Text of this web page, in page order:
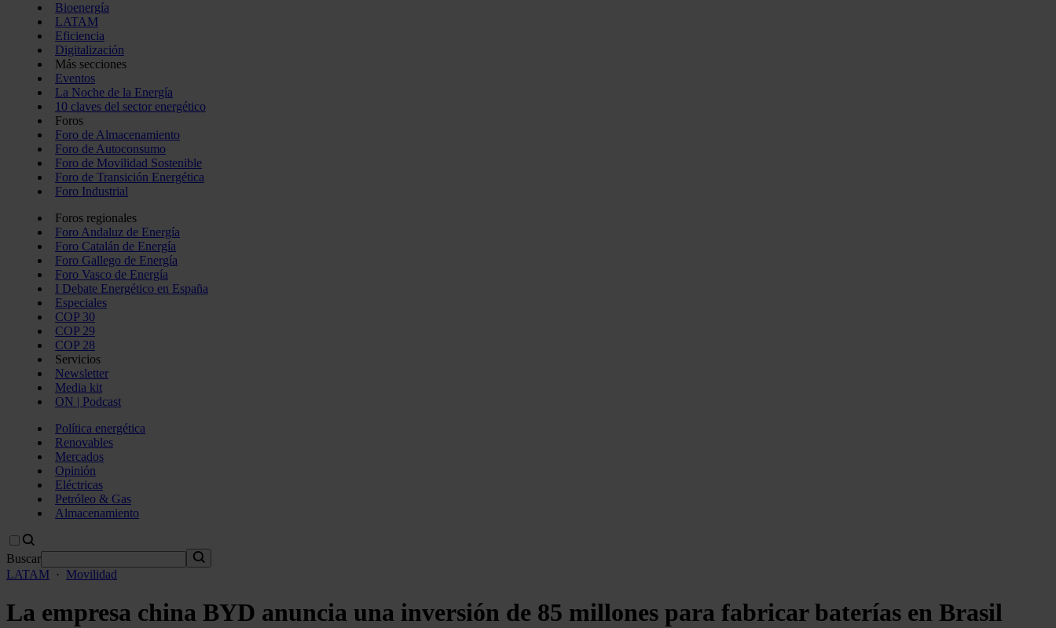
Bioenergía
LATAM
Eficiencia
Digitalización
Más secciones
Eventos
La Noche de la Energía
10 claves del sector energético
Foros
Foro de Almacenamiento
Foro de Autoconsumo
Foro de Movilidad Sostenible
Foro de Transición Energética
Foro Industrial
Foros regionales
Foro Andaluz de Energía
Foro Catalán de Energía
Foro Gallego de Energía
Foro Vasco de Energía
I Debate Energético en España
Especiales
COP 30
COP 29
COP 28
Servicios
Newsletter
Media kit
ON | Podcast
Política energética
Renovables
Mercados
Opinión
Eléctricas
Petróleo & Gas
Almacenamiento
Buscar
LATAM · Movilidad
La empresa china BYD anuncia una inversión de 85 millones para fabricar baterías en Brasil